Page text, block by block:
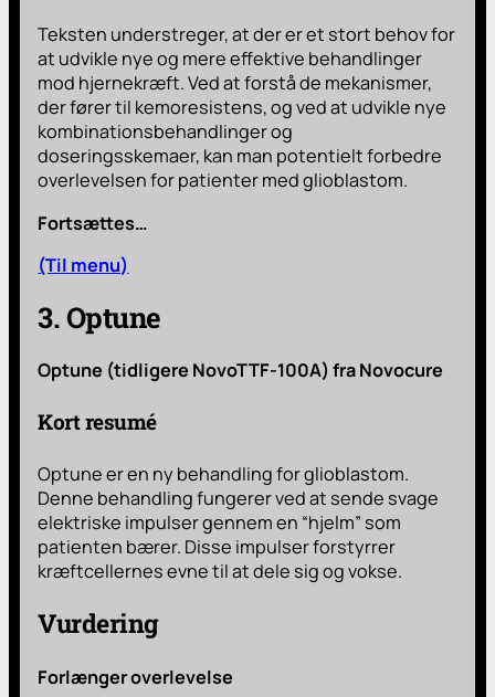
Teksten understreger, at der er et stort behov for
at udvikle nye og mere effektive behandlinger
mod hjernekræft. Ved at forstå de mekanismer,
der fører til kemoresistens, og ved at udvikle nye
kombinationsbehandlinger og
doseringsskemaer, kan man potentielt forbedre
overlevelsen for patienter med glioblastom.
Fortsættes…
(Til menu)
3. Optune
Optune (tidligere NovoTTF-100A) fra Novocure
Kort resumé
Optune er en ny behandling for glioblastom.
Denne behandling fungerer ved at sende svage
elektriske impulser gennem en “hjelm” som
patienten bærer. Disse impulser forstyrrer
kræftcellernes evne til at dele sig og vokse.
Vurdering
Forlænger overlevelse